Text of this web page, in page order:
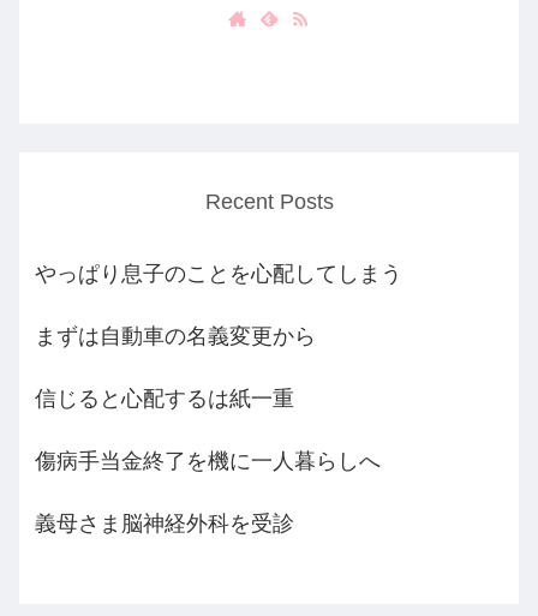
Recent Posts
やっぱり息子のことを心配してしまう
まずは自動車の名義変更から
信じると心配するは紙一重
傷病手当金終了を機に一人暮らしへ
義母さま脳神経外科を受診